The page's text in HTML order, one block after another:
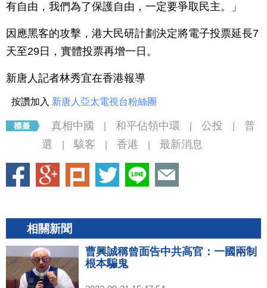
有自由，我們為了保護自由，一定要爭取民主。」
因應黑客的攻擊，港大民研計劃決定將電子投票延長7
天至29日，實體投票再增一日。
新唐人記者林秀宜在香港報導
按讚加入 新唐人亞太電視台粉絲團
真相中國 和平佔領中環 公投
普
選
駭客 香港 最新消息
相關新聞
曹興誠稱曾面告中共高官：一國兩制
根本騙鬼